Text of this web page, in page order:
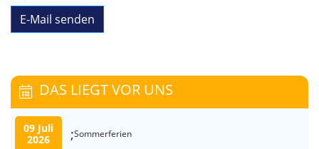
E-Mail senden
DAS LIEGT VOR UNS
09 Juli
2026
;Sommerferien